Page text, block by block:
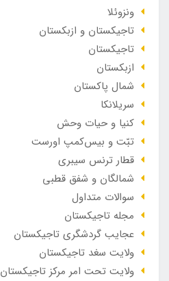
ونزوئلا
تاجیکستان و ازبکستان
تاجیکستان
ازبکستان
شمال پاکستان
سریلانکا
کنیا و حیات وحش
تبّت و بیس‌کمپ اورست
قطار ترنس سیبری
شمالگان و شفق قطبی
سوالات متداول
مجله تاجیکستان
عجایب گردشگری تاجیکستان
ولایت سغد تاجیکستان
ولایت تحت امر مرکز تاجیکستان